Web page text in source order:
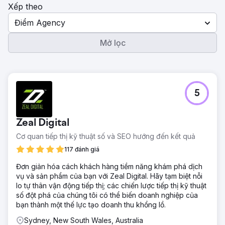
Xếp theo
Điểm Agency
Mở lọc
Zeal Digital
Cơ quan tiếp thị kỹ thuật số và SEO hướng đến kết quả
117 đánh giá
5
Đơn giản hóa cách khách hàng tiềm năng khám phá dịch
vụ và sản phẩm của bạn với Zeal Digital. Hãy tạm biệt nỗi
lo tự thân vận động tiếp thị; các chiến lược tiếp thị kỹ thuật
số đột phá của chúng tôi có thể biến doanh nghiệp của
bạn thành một thế lực tạo doanh thu khổng lồ.
Sydney, New South Wales, Australia